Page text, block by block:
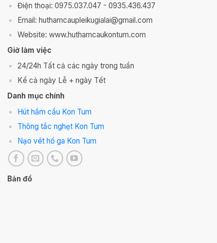
Điện thoại: 0975.037.047 - 0935.436.437
Email: huthamcaupleikugialai@gmail.com
Website: www.huthamcaukontum.com
Giờ làm việc
24/24h Tất cả các ngày trong tuần
Kể cả ngày Lễ + ngày Tết
Danh mục chính
Hút hầm cầu Kon Tum
Thông tắc nghẹt Kon Tum
Nạo vét hố ga Kon Tum
Bản đồ